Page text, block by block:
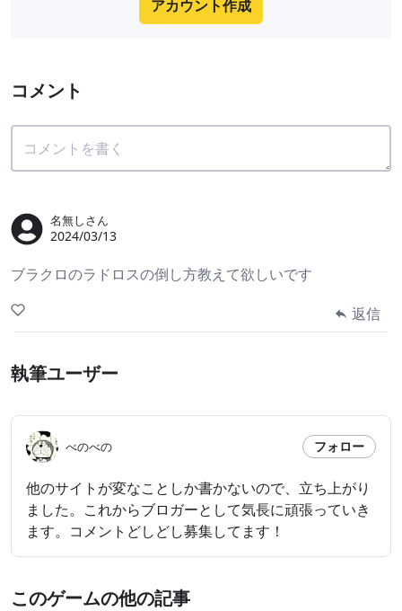
アカウント作成
コメント
名無しさん
2024/03/13
ブラクロのラドロスの倒し方教えて欲しいです
返信
執筆ユーザー
べのべの フォロー
他のサイトが変なことしか書かないので、立ち上がり
ました。これからブロガーとして気長に頑張っていき
ます。コメントどしどし募集してます！
このゲームの他の記事